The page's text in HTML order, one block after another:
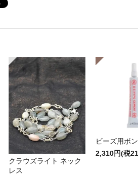
クラウズライト ネック
レス
ビーズ用ボ
2,310円(税